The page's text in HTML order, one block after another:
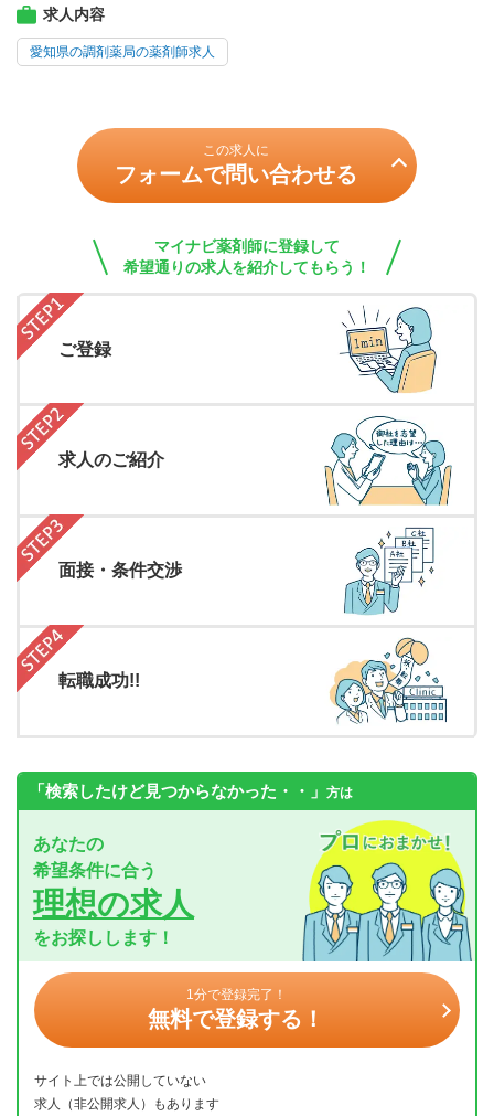
求人内容
愛知県の調剤薬局の薬剤師求人
この求人に
フォームで問い合わせる
マイナビ薬剤師に登録して
希望通りの求人を紹介してもらう！
ご登録
求人のご紹介
面接・条件交渉
転職成功!!
「検索したけど見つからなかった・・」 方は
あなたの
希望条件に合う
理想の求人
をお探しします！
1分で登録完了！
無料で登録する！
サイト上では公開していない
求人（非公開求人）もあります